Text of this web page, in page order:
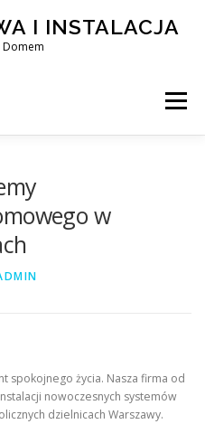
I INSTALACJA
Domem
Menu
INTELIGENTNE
w
spokojnego życia. Nasza firma od
nowoczesnych systemów
dzielnicach Warszawy.